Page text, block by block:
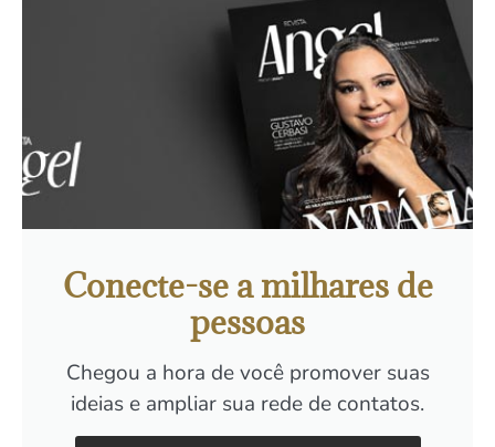
Conecte-se a milhares de
pessoas
Chegou a hora de você promover suas
ideias e ampliar sua rede de contatos.